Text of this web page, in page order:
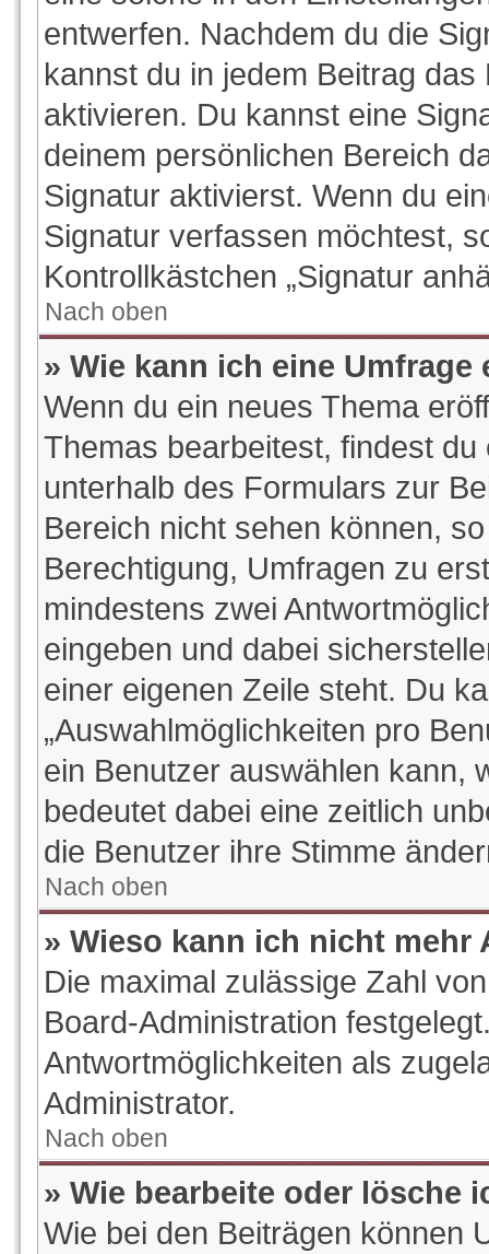
entwerfen. Nachdem du die
kannst du in jedem Beitrag das
aktivieren. Du kannst eine
deinem persönlichen Bereich
Signatur aktivierst. Wenn du
Signatur verfassen möchtest,
Kontrollkästchen „Signatur
Nach oben
» Wie kann ich eine Umfrage
Wenn du ein neues Thema
Themas bearbeitest, findest du
unterhalb des Formulars zur
Bereich nicht sehen können,
Berechtigung, Umfragen zu
mindestens zwei
eingeben und dabei
einer eigenen Zeile steht. Du
„Auswahlmöglichkeiten pro
ein Benutzer auswählen kann,
bedeutet dabei eine zeitlich
die Benutzer ihre Stimme
Nach oben
» Wieso kann ich nicht
Die maximal zulässige Zahl
Board-Administration
Antwortmöglichkeiten als
Administrator.
Nach oben
» Wie bearbeite oder lösche
Wie bei den Beiträgen können